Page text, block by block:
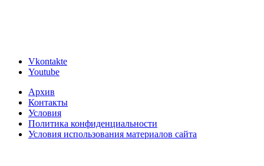
Vkontakte
Youtube
Архив
Контакты
Условия
Политика конфиденциальности
Условия использования материалов сайта